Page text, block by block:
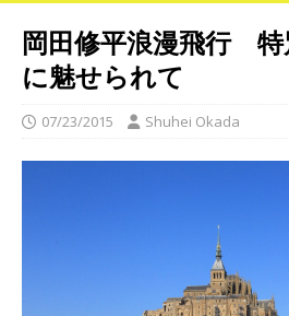
岡田修平浪漫飛行 特
に魅せられて
07/23/2015 Shuhei Okada